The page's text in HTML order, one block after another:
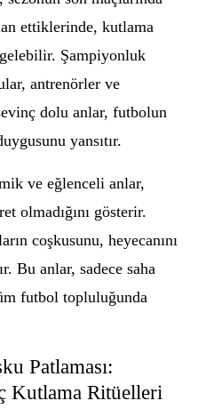
ettiklerinde, kutlama
Şampiyonluk
antrenörler ve
dolu anlar, futbolun
yansıtır.
ve eğlenceli anlar,
olmadığını gösterir.
coşkusunu, heyecanını
Bu anlar, sadece saha
futbol topluluğunda
Patlaması:
Kutlama Ritüelleri